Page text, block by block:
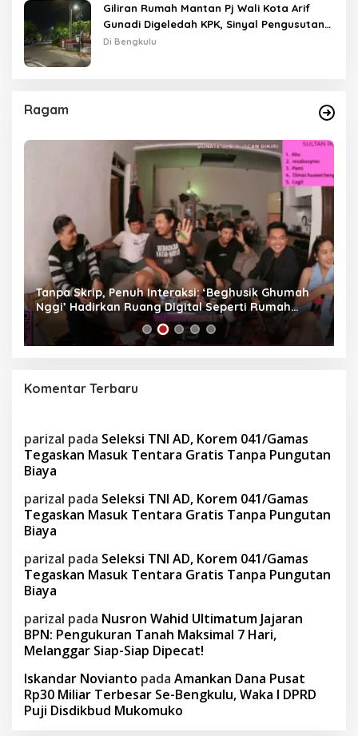
Giliran Rumah Mantan Pj Wali Kota Arif
Gunadi Digeledah KPK, Sinyal Pengusutan
Meluas
Di Bengkulu
Ragam
Tanpa Skrip, Penuh Interaksi: ‘Beghusik Ghumah
Nggi’ Hadirkan Ruang Digital Seperti Rumah
Sendiri
Komentar Terbaru
parizal pada Seleksi TNI AD, Korem 041/Gamas
Tegaskan Masuk Tentara Gratis Tanpa Pungutan
Biaya
parizal pada Seleksi TNI AD, Korem 041/Gamas
Tegaskan Masuk Tentara Gratis Tanpa Pungutan
Biaya
parizal pada Seleksi TNI AD, Korem 041/Gamas
Tegaskan Masuk Tentara Gratis Tanpa Pungutan
Biaya
parizal pada Nusron Wahid Ultimatum Jajaran
BPN: Pengukuran Tanah Maksimal 7 Hari,
Melanggar Siap-Siap Dipecat!
Iskandar Novianto pada Amankan Dana Pusat
Rp30 Miliar Terbesar Se-Bengkulu, Waka I DPRD
Puji Disdikbud Mukomuko